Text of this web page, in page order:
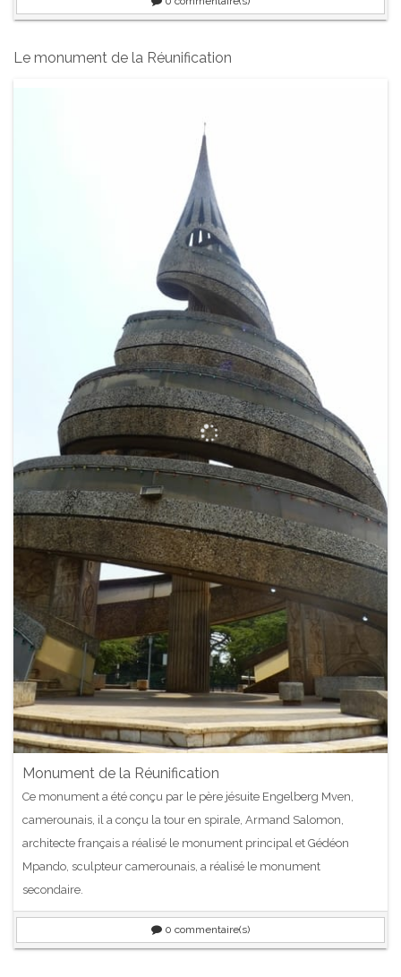
Le monument de la Réunification
Monument de la Réunification
Ce monument a été conçu par le père jésuite Engelberg Mven,
camerounais, il a conçu la tour en spirale, Armand Salomon,
architecte français a réalisé le monument principal et Gédéon
Mpando, sculpteur camerounais, a réalisé le monument
secondaire.
0 commentaire(s)